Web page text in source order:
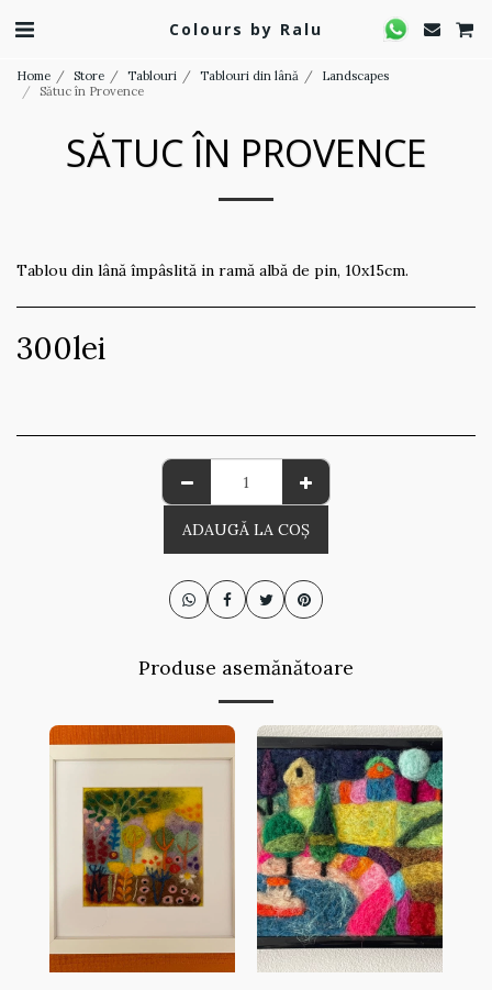
Colours by Ralu
Home Store Tablouri Tablouri din lână
Landscapes
Sătuc în Provence
SĂTUC ÎN PROVENCE
Tablou din lână împâslită in ramă albă de pin, 10x15cm.
300lei
ADAUGĂ LA COŞ
Produse asemănătoare